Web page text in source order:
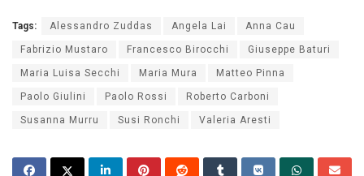
Tags: Alessandro Zuddas Angela Lai Anna Cau
Fabrizio Mustaro Francesco Birocchi Giuseppe Baturi
Maria Luisa Secchi Maria Mura Matteo Pinna
Paolo Giulini Paolo Rossi Roberto Carboni
Susanna Murru Susi Ronchi Valeria Aresti